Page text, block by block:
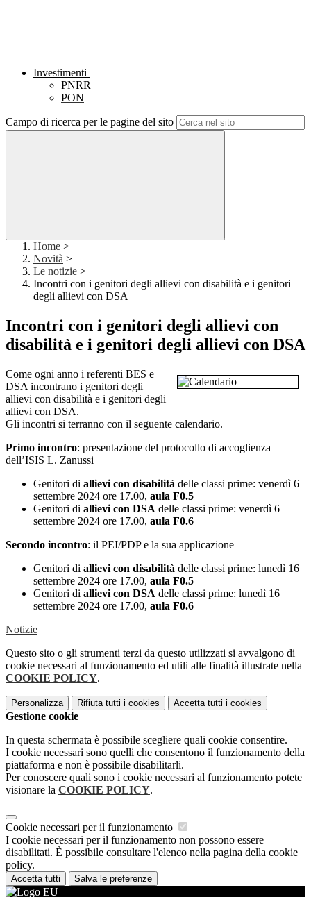
Investimenti
PNRR
PON
Campo di ricerca per le pagine del sito
Home >
Novità >
Le notizie >
Incontri con i genitori degli allievi con disabilità e i genitori
degli allievi con DSA
Incontri con i genitori degli allievi con
disabilità e i genitori degli allievi con DSA
Come ogni anno i referenti BES e
DSA incontrano i genitori degli
allievi con disabilità e i genitori degli
allievi con DSA.
Gli incontri si terranno con il seguente calendario.
Primo incontro: presentazione del protocollo di accoglienza
dell’ISIS L. Zanussi
Genitori di allievi con disabilità delle classi prime: venerdì 6
settembre 2024 ore 17.00, aula F0.5
Genitori di allievi con DSA delle classi prime: venerdì 6
settembre 2024 ore 17.00, aula F0.6
Secondo incontro: il PEI/PDP e la sua applicazione
Genitori di allievi con disabilità delle classi prime: lunedì 16
settembre 2024 ore 17.00, aula F0.5
Genitori di allievi con DSA delle classi prime: lunedì 16
settembre 2024 ore 17.00, aula F0.6
Notizie
Questo sito o gli strumenti terzi da questo utilizzati si avvalgono di
cookie necessari al funzionamento ed utili alle finalità illustrate nella
COOKIE POLICY.
Personalizza Rifiuta tutti i cookies Accetta tutti i cookies
Gestione cookie
In questa schermata è possibile scegliere quali cookie consentire.
I cookie necessari sono quelli che consentono il funzionamento della
piattaforma e non è possibile disabilitarli.
Per conoscere quali sono i cookie necessari al funzionamento potete
visionare la COOKIE POLICY.
Cookie necessari per il funzionamento
I cookie necessari per il funzionamento non possono essere
disabilitati. È possibile consultare l'elenco nella pagina della cookie
policy.
Accetta tutti Salva le preferenze